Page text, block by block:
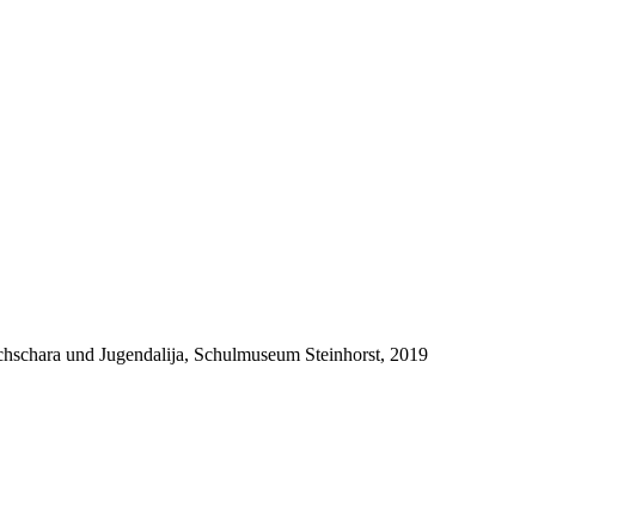
und Jugendalija, Schulmuseum Steinhorst, 2019